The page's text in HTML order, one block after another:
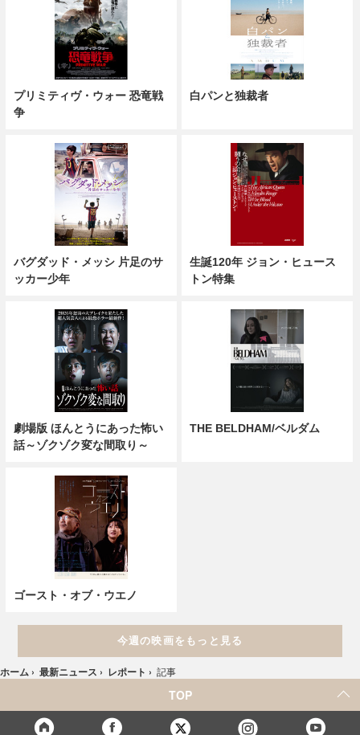
プリミティヴ・ウォー 恐竜戦
争
白パンと独裁者
バグダッド・メッシ 片足のサ
ッカー少年
生誕120年 ジョン・ヒュース
トン特集
劇場版 ほんとうにあった怖い
話～ゾクゾク変な間取り～
THE BELDHAM/ベルダム
ゴースト・オブ・ウエノ
今週の映画をもっと見る
ホーム › 最新ニュース › レポート › 記事
TOP